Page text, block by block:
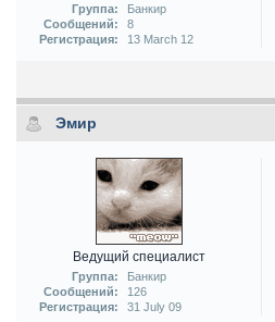
Группа:
Банкир
Сообщений:
8
Регистрация:
13 March 12
Эмир
Ведущий специалист
Группа:
Банкир
Сообщений:
126
Регистрация:
31 July 09